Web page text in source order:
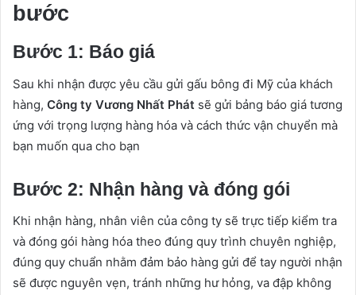
bước
Bước 1: Báo giá
Sau khi nhận được yêu cầu gửi gấu bông đi Mỹ của khách
hàng, Công ty Vương Nhất Phát sẽ gửi bảng báo giá tương
ứng với trọng lượng hàng hóa và cách thức vận chuyển mà
bạn muốn qua cho bạn
Bước 2: Nhận hàng và đóng gói
Khi nhận hàng, nhân viên của công ty sẽ trực tiếp kiểm tra
và đóng gói hàng hóa theo đúng quy trình chuyên nghiệp,
đúng quy chuẩn nhằm đảm bảo hàng gửi để tay người nhận
sẽ được nguyên vẹn, tránh những hư hỏng, va đập không